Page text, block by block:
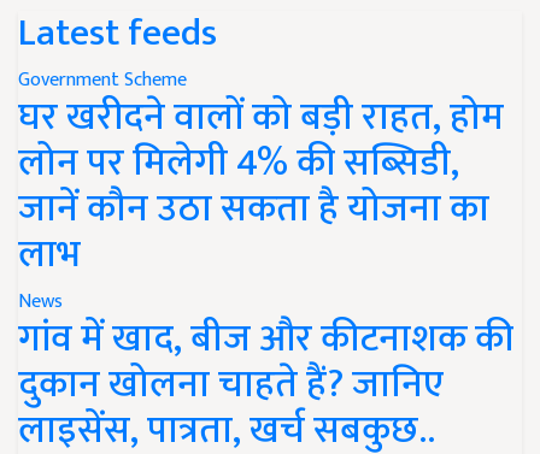
Latest feeds
Government Scheme
घर खरीदने वालों को बड़ी राहत, होम
लोन पर मिलेगी 4% की सब्सिडी,
जानें कौन उठा सकता है योजना का
लाभ
News
गांव में खाद, बीज और कीटनाशक की
दुकान खोलना चाहते हैं? जानिए
लाइसेंस, पात्रता, खर्च सबकुछ..